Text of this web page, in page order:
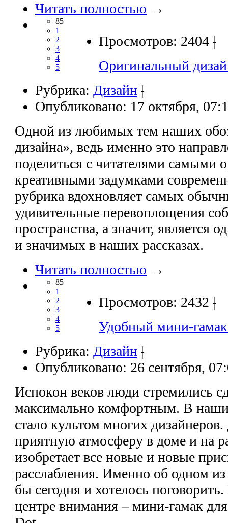
Читать полностью →
85
1
2
3
4
5
Просмотров: 2404 |
Оригинальный
Рубрика: Дизайн |
Опубликовано: 17 октября,
Одной из любимых тем наших
дизайна», ведь именно это
поделиться с читателями самыми
креативными задумками
рубрика вдохновляет самых
удивительные перевоплощения
пространства, а значит, является
и значимых в наших рассказах.
Читать полностью →
85
1
2
3
4
5
Просмотров: 2432 |
Удобный мини-
Рубрика: Дизайн |
Опубликовано: 26 сентября,
Испокон веков люди стремились
максимально комфортным. В наши
стало культом многих
приятную атмосферу в доме и на
изобретает все новые и новые
расслабления. Именно об одном
бы сегодня и хотелось
центре внимания – мини-гамак